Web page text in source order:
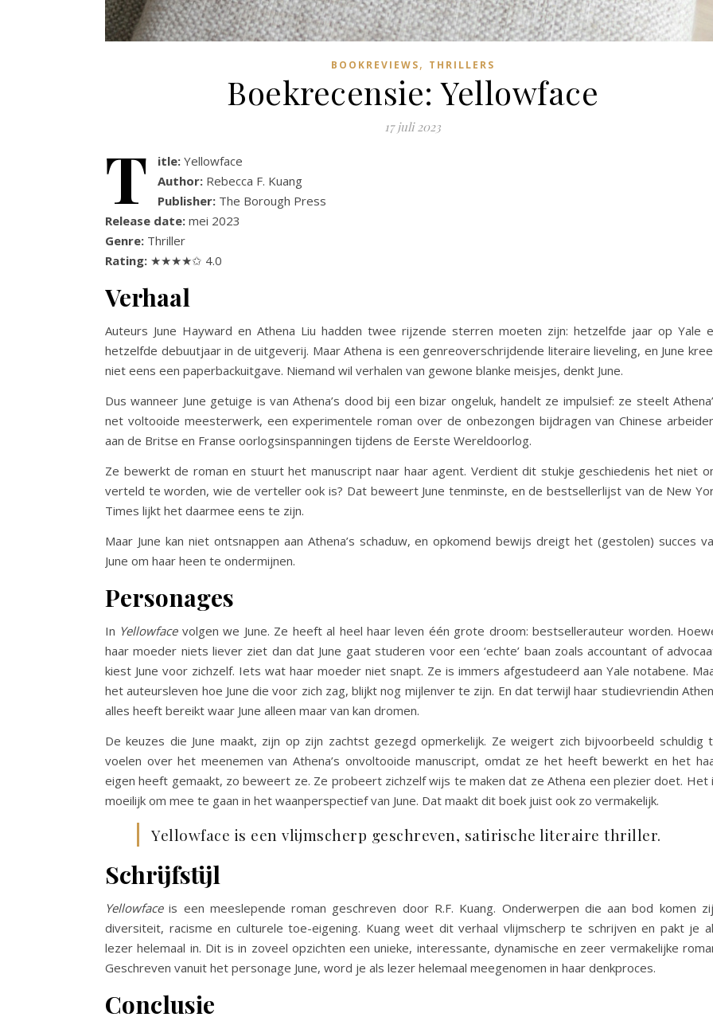
BOOKREVIEWS, THRILLERS
Boekrecensie: Yellowface
17 juli 2023
T itle: Yellowface
Author: Rebecca F. Kuang
Publisher: The Borough Press
Release date: mei 2023
Genre: Thriller
Rating: ★★★★✩ 4.0
Verhaal
Auteurs June Hayward en Athena Liu hadden twee rijzende sterren moeten zijn: hetzelfde jaar op Yale
hetzelfde debuutjaar in de uitgeverij. Maar Athena is een genreoverschrijdende literaire lieveling, en June
niet eens een paperbackuitgave. Niemand wil verhalen van gewone blanke meisjes, denkt June.
Dus wanneer June getuige is van Athena’s dood bij een bizar ongeluk, handelt ze impulsief: ze steelt
net voltooide meesterwerk, een experimentele roman over de onbezongen bijdragen van Chinese
aan de Britse en Franse oorlogsinspanningen tijdens de Eerste Wereldoorlog.
Ze bewerkt de roman en stuurt het manuscript naar haar agent. Verdient dit stukje geschiedenis het niet
verteld te worden, wie de verteller ook is? Dat beweert June tenminste, en de bestsellerlijst van de New
Times lijkt het daarmee eens te zijn.
Maar June kan niet ontsnappen aan Athena’s schaduw, en opkomend bewijs dreigt het (gestolen) succes
June om haar heen te ondermijnen.
Personages
In Yellowface volgen we June. Ze heeft al heel haar leven één grote droom: bestsellerauteur worden.
haar moeder niets liever ziet dan dat June gaat studeren voor een ‘echte’ baan zoals accountant of
kiest June voor zichzelf. Iets wat haar moeder niet snapt. Ze is immers afgestudeerd aan Yale notabene.
het auteursleven hoe June die voor zich zag, blijkt nog mijlenver te zijn. En dat terwijl haar studievriendin
alles heeft bereikt waar June alleen maar van kan dromen.
De keuzes die June maakt, zijn op zijn zachtst gezegd opmerkelijk. Ze weigert zich bijvoorbeeld schuldig
voelen over het meenemen van Athena’s onvoltooide manuscript, omdat ze het heeft bewerkt en het
eigen heeft gemaakt, zo beweert ze. Ze probeert zichzelf wijs te maken dat ze Athena een plezier doet. Het
moeilijk om mee te gaan in het waanperspectief van June. Dat maakt dit boek juist ook zo vermakelijk.
Yellowface is een vlijmscherp geschreven, satirische literaire thriller.
Schrijfstijl
Yellowfaceis een meeslepende roman geschreven door R.F. Kuang. Onderwerpen die aan bod komen
diversiteit, racisme en culturele toe-eigening. Kuang weet dit verhaal vlijmscherp te schrijven en pakt je
lezer helemaal in. Dit is in zoveel opzichten een unieke, interessante, dynamische en zeer vermakelijke
Geschreven vanuit het personage June, word je als lezer helemaal meegenomen in haar denkproces.
Conclusie